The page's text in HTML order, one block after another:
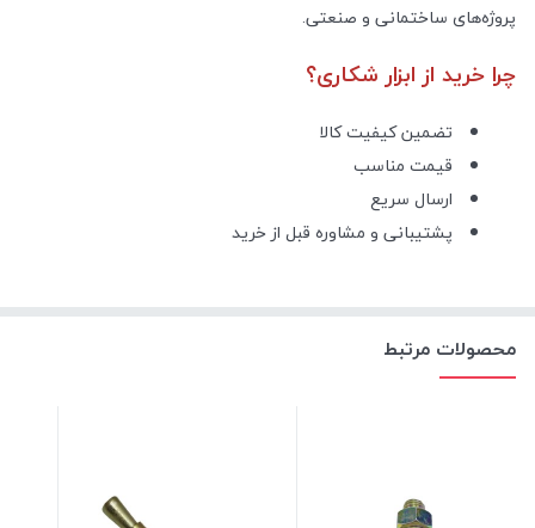
پروژه‌های ساختمانی و صنعتی.
چرا خرید از ابزار شکاری؟
تضمین کیفیت کالا
قیمت مناسب
ارسال سریع
پشتیبانی و مشاوره قبل از خرید
محصولات مرتبط